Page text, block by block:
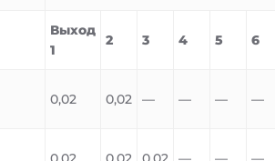
Выход
1
2 3 4 5 6
0,02 0,02 — — — —